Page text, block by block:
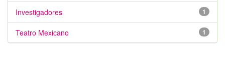
1
Investigadores
1
Teatro Mexicano